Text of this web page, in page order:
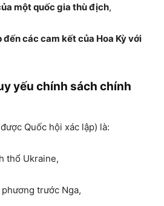
một quốc gia thù địch,
các cam kết của Hoa Kỳ với
yếu chính sách chính
Quốc hội xác lập) là:
thổ Ukraine,
trước Nga,